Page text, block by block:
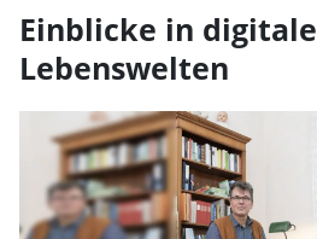
Einblicke in digitale
Lebenswelten